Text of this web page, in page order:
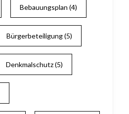
Bebauungsplan (4)
Bürgerbeteiligung(5)
Denkmalschutz(5)